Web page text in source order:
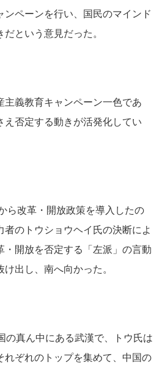
ンペーンを行い、国民のマインド
という意見だった。
主義教育キャンペーン一色であ
え否定する動きが活発化してい
ら改革・開放政策を導入したの
者のトウショウヘイ氏の決断によ
・開放を否定する「左派」の言動
出し、南へ向かった。
の真ん中にある武漢で、トウ氏は
れぞれのトップを集めて、中国の